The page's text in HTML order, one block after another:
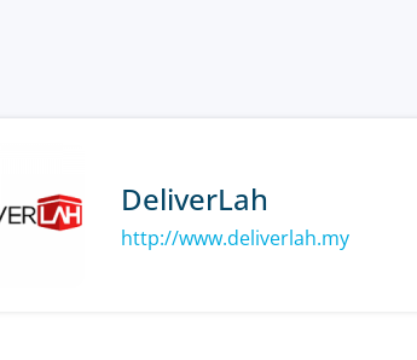
DeliverLah
http://www.deliverlah.my